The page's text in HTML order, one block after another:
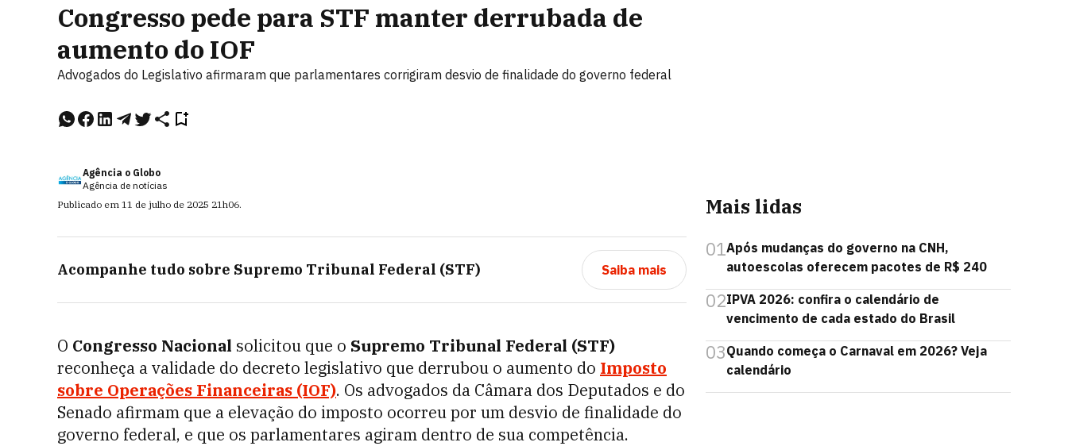
Congresso pede para STF manter derrubada de
aumento do IOF
Advogados do Legislativo afirmaram que parlamentares corrigiram desvio de finalidade do governo federal
Agência o Globo
Agência de notícias
Publicado em 11 de julho de 2025 21h06.
Acompanhe tudo sobre Supremo Tribunal Federal (STF) Saiba mais
O Congresso Nacional solicitou que o Supremo Tribunal Federal (STF)
reconheça a validade do decreto legislativo que derrubou o aumento do Imposto
sobre Operações Financeiras (IOF). Os advogados da Câmara dos Deputados e do
Senado afirmam que a elevação do imposto ocorreu por um desvio de finalidade do
governo federal, e que os parlamentares agiram dentro de sua competência.
Mais lidas
01Após mudanças do governo na CNH,
autoescolas oferecem pacotes de R$ 240
02IPVA 2026: confira o calendário de
vencimento de cada estado do Brasil
03Quando começa o Carnaval em 2026? Veja
calendário